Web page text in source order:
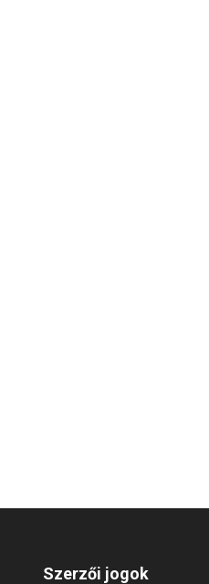
Szerzői jogok